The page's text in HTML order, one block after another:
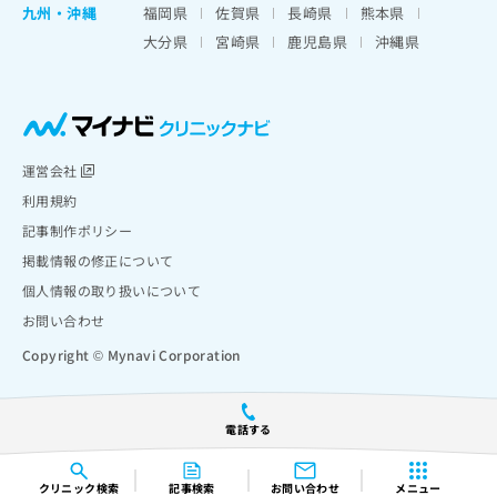
クリニック検索 記事検索 お問い合わせ メニュー
電話する
九州・沖縄
福岡県 佐賀県 長崎県
熊本県
大分県
宮崎県 鹿児島県 沖縄県
運営会社
利用規約
記事制作ポリシー
掲載情報の修正について
個人情報の取り扱いについて
お問い合わせ
Copyright © Mynavi Corporation